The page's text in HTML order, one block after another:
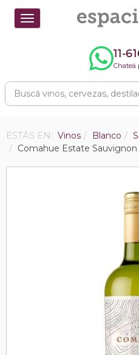
Toggle
navigation
11-
Chateá
ESTÁS EN: Vinos Blanco
Comahue Estate